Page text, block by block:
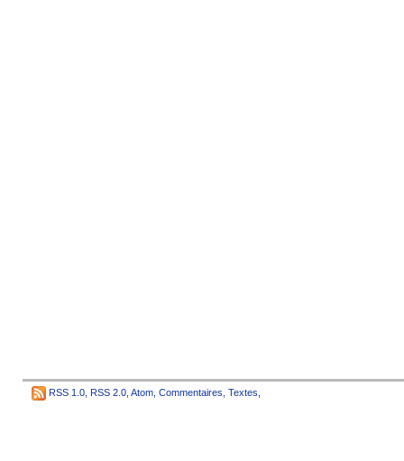
RSS 1.0 RSS 2.0 Atom Commentaires Textes